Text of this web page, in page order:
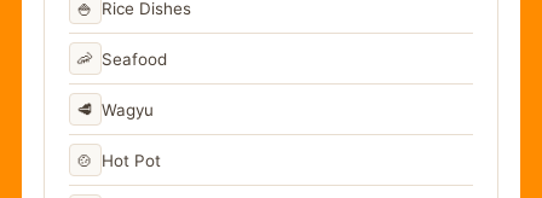
🍚 Rice Dishes
🦐 Seafood
🥩 Wagyu
🍲 Hot Pot